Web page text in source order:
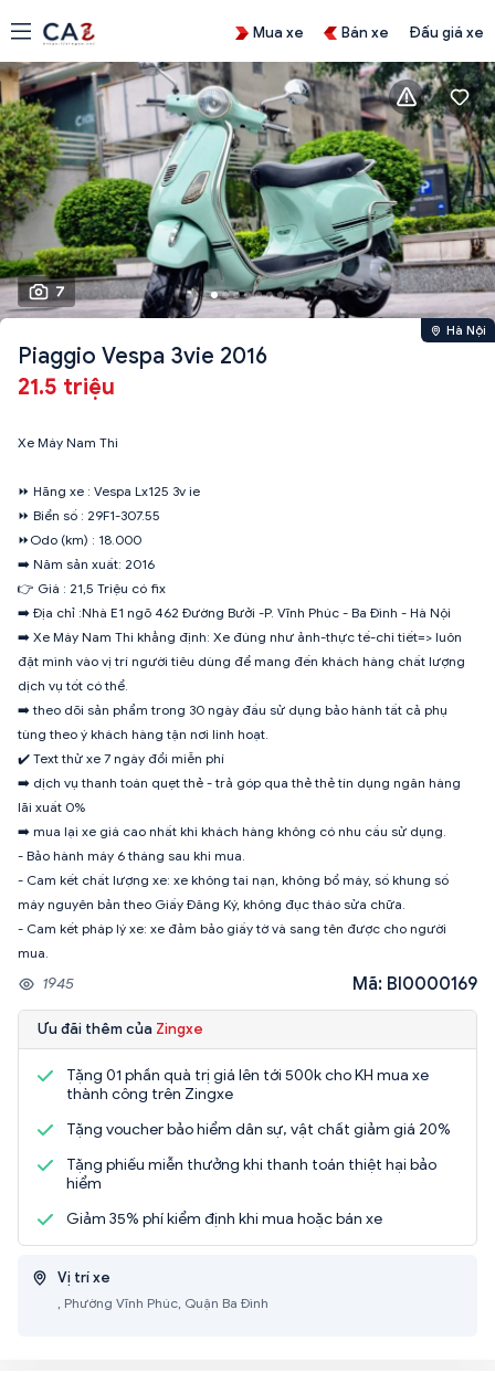
Mua xe Bán xe Đấu giá xe
7
Hà Nội
Piaggio Vespa 3vie 2016
21.5 triệu
Xe Máy Nam Thi
⏩ Hãng xe : Vespa Lx125 3v ie
⏩ Biển số : 29F1-307.55
⏩Odo (km) : 18.000
➡️ Năm sản xuất: 2016
👉 Giá : 21,5 Triệu có fix
➡️ Địa chỉ :Nhà E1 ngõ 462 Đường Bưởi -P. Vĩnh Phúc - Ba Đình - Hà Nội
➡️ Xe Máy Nam Thi khẳng định: Xe đúng như ảnh-thực tế-chi tiết=> luôn
đặt mình vào vị trí người tiêu dùng để mang đến khách hàng chất lượng
dịch vụ tốt có thể.
➡️ theo dõi sản phẩm trong 30 ngày đầu sử dụng bảo hành tất cả phụ
tùng theo ý khách hàng tận nơi linh hoạt.
✔️ Text thử xe 7 ngày đổi miễn phí
➡️ dịch vụ thanh toán quẹt thẻ - trả góp qua thẻ thẻ tín dụng ngân hàng
lãi xuất 0%
➡️ mua lại xe giá cao nhất khi khách hàng không có nhu cầu sử dụng.
- Bảo hành máy 6 tháng sau khi mua.
- Cam kết chất lượng xe: xe không tai nạn, không bổ máy, số khung số
máy nguyên bản theo Giấy Đăng Ký, không đục tháo sửa chữa.
- Cam kết pháp lý xe: xe đảm bảo giấy tờ và sang tên được cho người
mua.
1945 Mã: BI0000169
Ưu đãi thêm của Zingxe
Tặng 01 phần quà trị giá lên tới 500k cho KH mua xe
thành công trên Zingxe
Tặng voucher bảo hiểm dân sự, vật chất giảm giá 20%
Tặng phiếu miễn thưởng khi thanh toán thiệt hại bảo
hiểm
Giảm 35% phí kiểm định khi mua hoặc bán xe
Vị trí xe
, Phường Vĩnh Phúc, Quận Ba Đình